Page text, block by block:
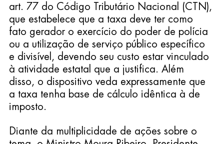
art. 77 do Código Tributário Nacional (CTN),
que estabelece que a taxa deve ter como
fato gerador o exercício do poder de polícia
ou a utilização de serviço público específico
e divisível, devendo seu custo estar vinculado
à atividade estatal que a justifica. Além
disso, o dispositivo veda expressamente que
a taxa tenha base de cálculo idêntica à de
imposto.
Diante da multiplicidade de ações sobre o